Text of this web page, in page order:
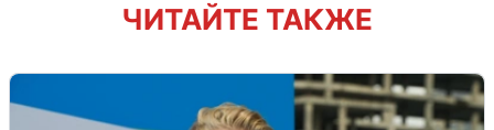
ЧИТАЙТЕ ТАКЖЕ